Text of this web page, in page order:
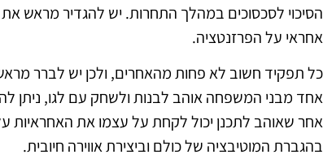
הסיכוי לסכסוכים במהלך התחרות. יש להגדיר מראש
אחראי על הפרזנטציה.
כל תפקיד חשוב לא פחות מהאחרים, ולכן יש לברר
אחד מבני המשפחה אוהב לבנות ולשחק עם לגו, ניתן
אחר שאוהב לתכנן יכול לקחת על עצמו את האחראיות
בהגברת המוטיבציה של כולם וביצירת אווירה חיובית.